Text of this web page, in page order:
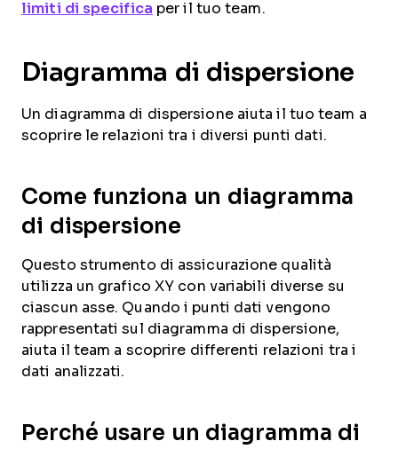
limiti di specifica per il tuo team.
Diagramma di dispersione
Un diagramma di dispersione aiuta il tuo team a
scoprire le relazioni tra i diversi punti dati.
Come funziona un diagramma
di dispersione
Questo strumento di assicurazione qualità
utilizza un grafico XY con variabili diverse su
ciascun asse. Quando i punti dati vengono
rappresentati sul diagramma di dispersione,
aiuta il team a scoprire differenti relazioni tra i
dati analizzati.
Perché usare un diagramma di